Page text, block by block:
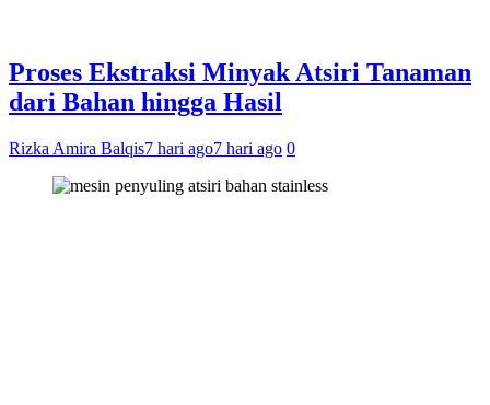
Proses Ekstraksi Minyak Atsiri Tanaman
dari Bahan hingga Hasil
Rizka Amira Balqis7 hari ago7 hari ago 0